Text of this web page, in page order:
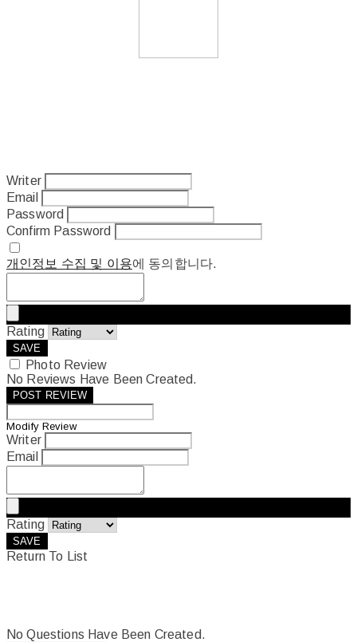
Writer
Email
Password
Confirm Password
개인정보 수집 및 이용에 동의합니다.
Rating
SAVE
Photo Review
No Reviews Have Been Created.
POST REVIEW
Modify Review
Writer
Email
Rating
SAVE
Return To List
No Questions Have Been Created.